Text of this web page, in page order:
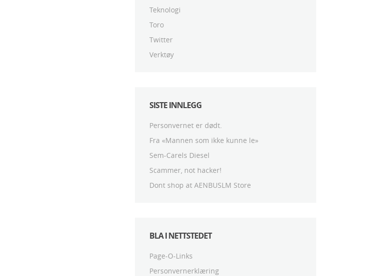
Teknologi
Toro
Twitter
Verktøy
SISTE INNLEGG
Personvernet er dødt.
Fra «Mannen som ikke kunne le»
Sem-Carels Diesel
Scammer, not hacker!
Dont shop at AENBUSLM Store
BLA I NETTSTEDET
Page-O-Links
Personvernerklæring